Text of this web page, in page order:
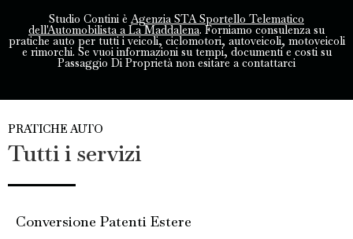
Studio Contini è Agenzia STA Sportello Telematico
dell'Automobilista a La Maddalena. Forniamo consulenza su
pratiche auto per tutti i veicoli, ciclomotori, autoveicoli, motoveicoli
e rimorchi. Se vuoi informazioni su tempi, documenti e costi su
Passaggio Di Proprietà non esitare a contattarci
PRATICHE AUTO
Tutti i servizi
Conversione Patenti Estere